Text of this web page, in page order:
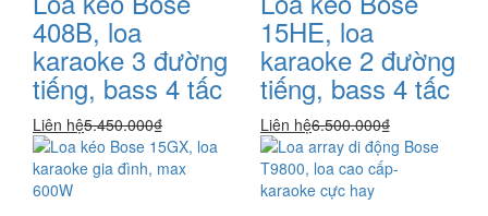
408B, loa
karaoke 3 đường
tiếng, bass 4 tấc
Liên hệ5.450.000₫
15HE, loa
karaoke 2 đường
tiếng, bass 4 tấc
Liên hệ6.500.000₫